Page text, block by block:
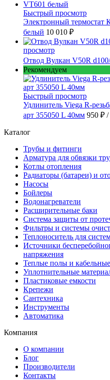
Быстрый просмотр
Электронный
белый 10 010 ₽
просмотр
Отвод Вулкан V50R
Рекомендуем
Быстрый просмотр
Удлинитель Viega R-
арт 355050 L 40мм 950 ₽
Каталог
Трубы и фитинги
Арматура для обвязки
Котлы отопления
Радиаторы (батареи) и
Насосы
Бойлеры
Водонагреватели
Расширительные баки
Система защиты от
Фильтры и системы
Теплоноситель для
Источники
напряжения
Теплые полы и
Уплотнительные
Пластиковые емкости
Крепежи
Сантехника
Инструменты
Автоматика
Компания
О компании
Блог
Производители
Контакты